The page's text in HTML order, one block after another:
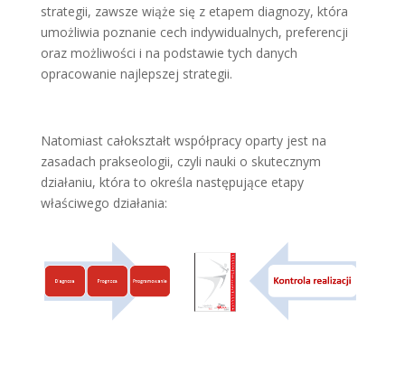
strategii, zawsze wiąże się z etapem diagnozy, która
umożliwia poznanie cech indywidualnych, preferencji
oraz możliwości i na podstawie tych danych
opracowanie najlepszej strategii.
Natomiast całokształt współpracy oparty jest na
zasadach prakseologii, czyli nauki o skutecznym
działaniu, która to określa następujące etapy
właściwego działania: